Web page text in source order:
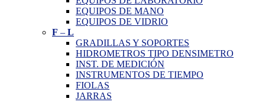
EQUIPOS DE MANO
EQUIPOS DE VIDRIO
F – L
GRADILLAS Y SOPORTES
HIDROMETROS TIPO DENSIMETRO
INST. DE MEDICIÓN
INSTRUMENTOS DE TIEMPO
FIOLAS
JARRAS